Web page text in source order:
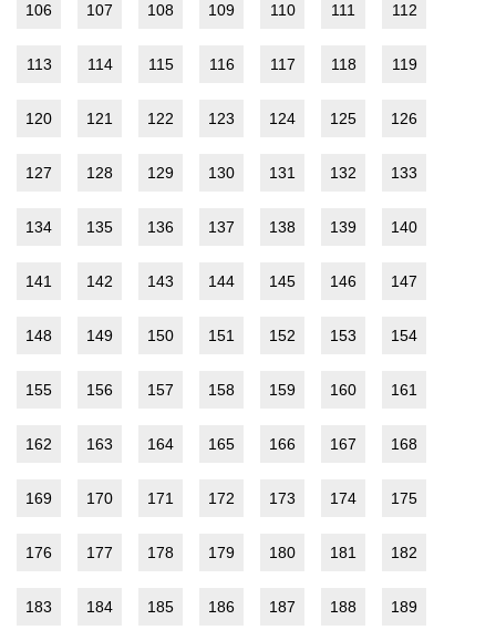
106 107 108 109 110 111 112
113 114 115 116 117 118 119
120 121 122 123 124 125 126
127 128 129 130 131 132 133
134 135 136 137 138 139 140
141 142 143 144 145 146 147
148 149 150 151 152 153 154
155 156 157 158 159 160 161
162 163 164 165 166 167 168
169 170 171 172 173 174 175
176 177 178 179 180 181 182
183 184 185 186 187 188 189